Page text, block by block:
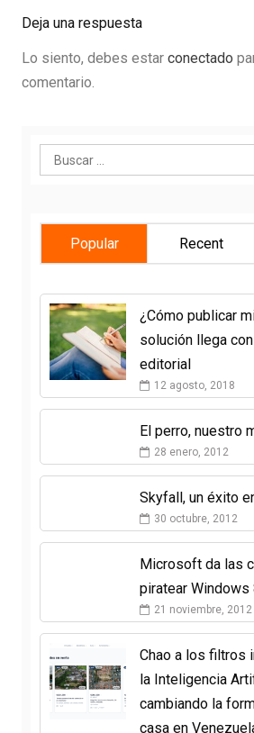
Deja una respuesta
Lo siento, debes estar conectado
comentario.
Buscar:
Popular Recent
¿Cómo publicar
solución llega
editorial
12 agosto, 2018
El perro, nuestro
28 enero, 2012
Skyfall, un éxito
30 octubre, 2012
Microsoft da las
piratear Windows
21 noviembre, 2012
Chao a los filtros
la Inteligencia
cambiando la
casa en